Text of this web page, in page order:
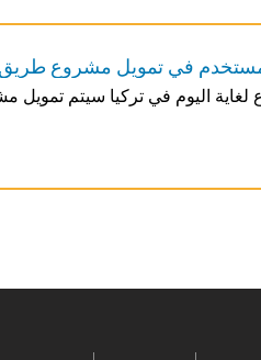
لغاية اليوم في تركيا سيتم